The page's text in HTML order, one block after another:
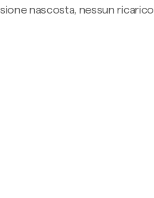
nascosta, nessun ricarico